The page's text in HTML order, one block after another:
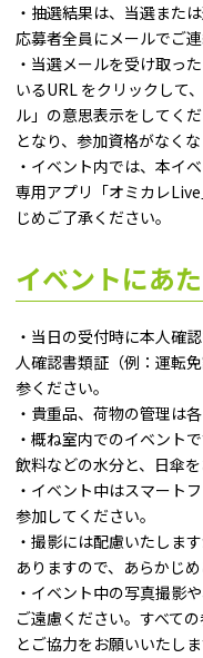
・抽選結果は、当選また
応募者全員にメールでご連
・当選メールを受け取っ
いるURL をクリックして
ル」の意思表示をしてく
となり、参加資格がなくな
・イベント内では、本イ
専用アプリ「オミカレ
じめご了承ください。
イベントにあ
・当日の受付時に本人確
人確認書類証（例：運転
参ください。
・貴重品、荷物の管理は
・概ね室内でのイベント
飲料などの水分と、日傘
・イベント中はスマート
参加してください。
・撮影には配慮いたしま
ありますので、あらかじめ
・イベント中の写真撮影
ご遠慮ください。すべて
とご協⼒をお願いいたしま